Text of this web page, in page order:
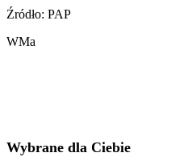
Źródło: PAP
WMa
Wybrane dla Ciebie